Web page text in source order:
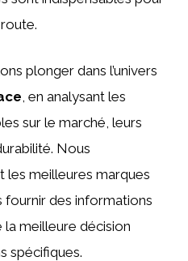
plonger dans l’univers
, en analysant les
sur le marché, leurs
Nous
meilleures marques
des informations
meilleure décision
spécifiques.